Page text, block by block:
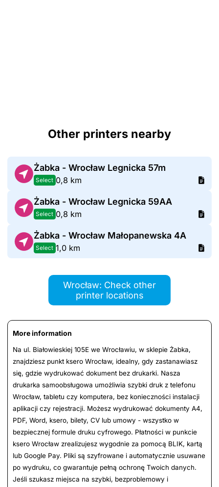
Other printers nearby
Żabka - Wrocław Legnicka 57m
Select 0,8 km
Żabka - Wrocław Legnicka 59AA
Select 0,8 km
Żabka - Wrocław Małopanewska 4A
Select 1,0 km
Wrocław: Check other
printer locations
More information
Na ul. Białowieskiej 105E we Wrocławiu, w sklepie Żabka,
znajdziesz punkt ksero Wrocław, idealny, gdy zastanawiasz
się, gdzie wydrukować dokument bez drukarki. Nasza
drukarka samoobsługowa umożliwia szybki druk z telefonu
Wrocław, tabletu czy komputera, bez konieczności instalacji
aplikacji czy rejestracji. Możesz wydrukować dokumenty A4,
PDF, Word, ksero, bilety, CV lub umowy - wszystko w
bezpiecznej formule druku cyfrowego. Płatności w punkcie
ksero Wrocław zrealizujesz wygodnie za pomocą BLIK, kartą
lub Google Pay. Pliki są szyfrowane i automatycznie usuwane
po wydruku, co gwarantuje pełną ochronę Twoich danych.
Jeśli szukasz miejsca na szybki, bezproblemowy i